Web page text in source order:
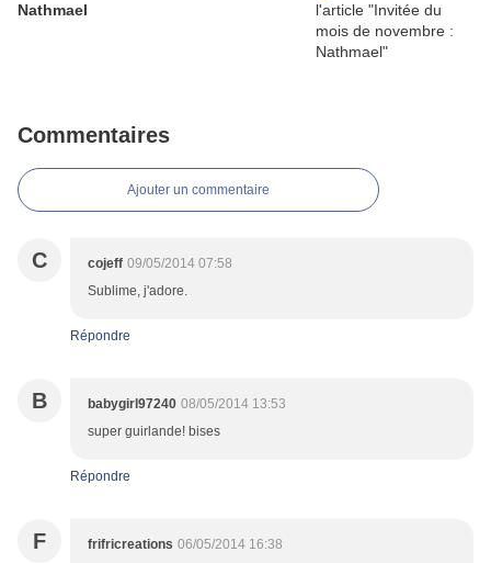
Nathmael
Commentaires
Ajouter un commentaire
C cojeff 09/05/2014 07:58
Sublime, j'adore.
Répondre
B babygirl97240 08/05/2014 13:53
super guirlande! bises
Répondre
F frifricreations 06/05/2014 16:38